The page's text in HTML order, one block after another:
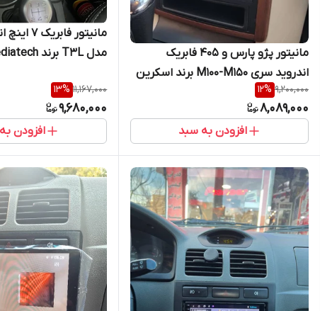
مانیتور پژو پارس و 405 فابریک
اندروید سری M100-M150 برند اسکرین
تک
9,200,000
12%
8,089,000
افزودن به سبد
مانیتور
مدل T3L برند mediatech
11,167,000
13%
9,680,000
افزودن